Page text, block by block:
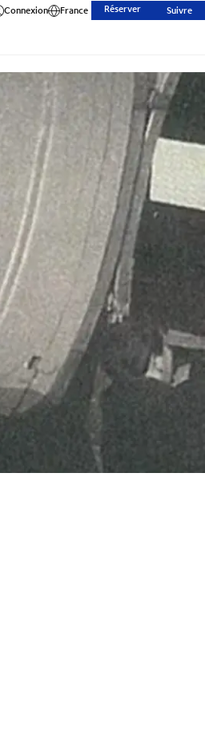
Connexion France Réserver Suivre